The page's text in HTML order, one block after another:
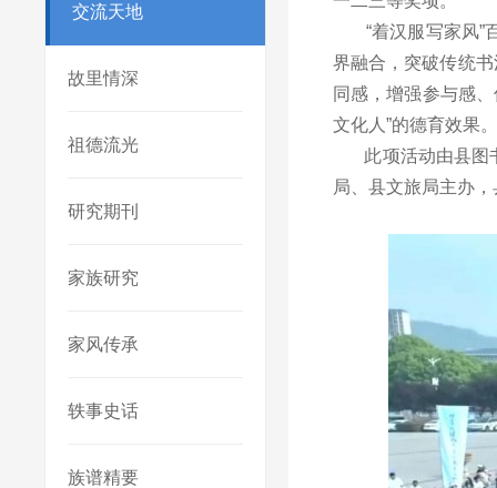
交流天地
故里情深
祖德流光
研究期刊
家族研究
家风传承
轶事史话
族谱精要
“着汉服写家风
界融合，突破传统
同感，增强参与感、
文化人”的德育效果。
此项活动由县图
局、县文旅局主办